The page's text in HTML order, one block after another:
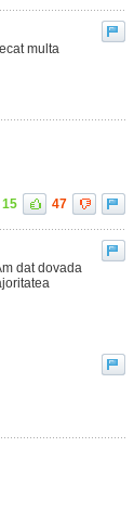
multa
15 47
dat dovada